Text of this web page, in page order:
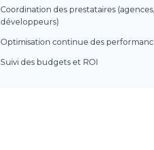
Coordination des prestataires
développeurs)
Optimisation continue des
Suivi des budgets et ROI